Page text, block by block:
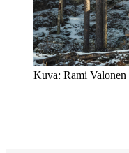
Kuva: Rami Valonen